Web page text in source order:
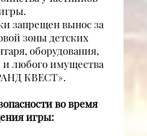
запрещен вынос за
зоны детских
оборудования,
и любого имущества
КВЕСТ».
во время
игры: